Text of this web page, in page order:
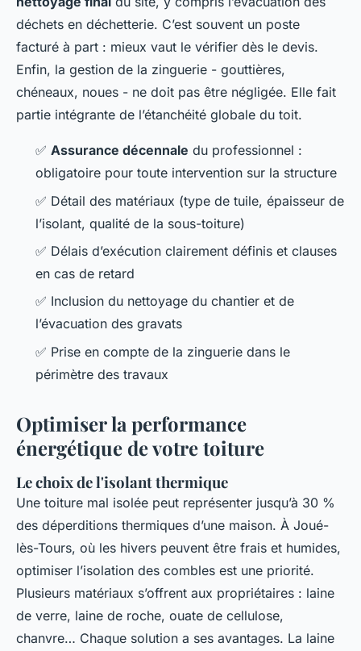
déchets en déchetterie. C’est souvent un poste
facturé à part : mieux vaut le vérifier dès le devis.
Enfin, la gestion de la zinguerie - gouttières,
chéneaux, noues - ne doit pas être négligée. Elle fait
partie intégrante de l’étanchéité globale du toit.
✅ Assurance décennale du professionnel :
obligatoire pour toute intervention sur la structure
✅ Détail des matériaux (type de tuile, épaisseur de
l’isolant, qualité de la sous-toiture)
✅ Délais d’exécution clairement définis et clauses
en cas de retard
✅ Inclusion du nettoyage du chantier et de
l’évacuation des gravats
✅ Prise en compte de la zinguerie dans le
périmètre des travaux
Optimiser la performance
énergétique de votre toiture
Le choix de l'isolant thermique
Une toiture mal isolée peut représenter jusqu’à 30 %
des déperditions thermiques d’une maison. À Joué-
lès-Tours, où les hivers peuvent être frais et humides,
optimiser l’isolation des combles est une priorité.
Plusieurs matériaux s’offrent aux propriétaires : laine
de verre, laine de roche, ouate de cellulose,
chanvre… Chaque solution a ses avantages. La laine